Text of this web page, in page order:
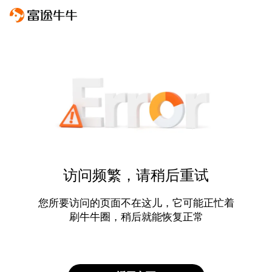
访问频繁，请稍后重试
您所要访问的页面不在这儿，它可能正忙着
刷牛牛圈，稍后就能恢复正常